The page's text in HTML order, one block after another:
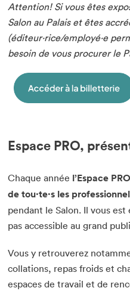
Attention! Si vous êtes
Salon au Palais et êtes
(éditeur·rice/employé·e
besoin de vous procurer le
Espace PRO,
Chaque année l’Espace
de tou·te·s les
pendant le Salon. Il vous
pas accessible au grand
Vous y retrouverez
collations, repas froids et
espaces de travail et de